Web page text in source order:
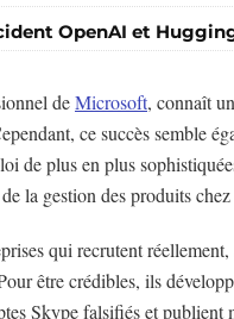
OpenAI et
deMicrosoft, connaît
ce succès semble
de plus en plus
la gestion des produits
qui recrutent
être crédibles, ils
Skype falsifiés et